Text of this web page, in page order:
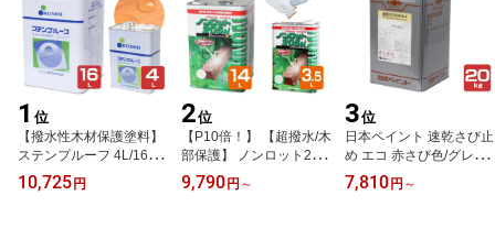
1 位
【撥水性木材保護塗料】
ステンプルーフ 4L/16L
＜全14色＞ 撥水性があ
り木目を活かす仕上がり
10,725円
2位
【P10倍！】 【超撥水/木
部保護】 ノンロット205
N Zカラー 3.5L/14L ＜16
色＞ WPステイン (油性
9,790円 ～
3位
日本ペイント 速乾さび止
め エコ 赤さび色/グレー
20kg
7,810円 ～